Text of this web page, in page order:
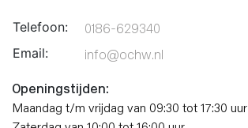
Telefoon: 0186-629340
Email: info@ochw.nl
Openingstijden:
Maandag t/m vrijdag van 09:30 tot 17:30 uur